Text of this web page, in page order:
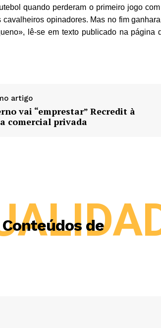
quando perderam o primeiro jogo
opinadores. Mas no fim
lê-se em texto publicado na página
artigo
vai “emprestar” Recredit à
comercial privada
Conteúdos de